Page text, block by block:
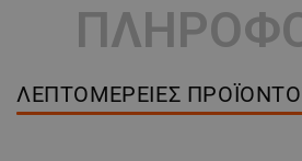
ΛΕΠΤΟΜΈΡΕΙΕΣ